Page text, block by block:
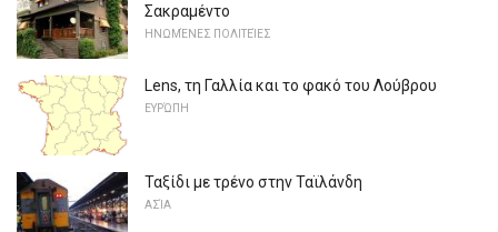
Σακραμέντο
ΗΝΩΜΈΝΕΣ ΠΟΛΙΤΕΊΕΣ
Lens, τη Γαλλία και το φακό του Λούβρου
ΕΥΡΏΠΗ
Ταξίδι με τρένο στην Ταϊλάνδη
ΑΣΊΑ